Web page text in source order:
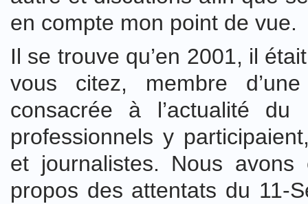
en compte mon point de vue.
Il se trouve qu’en 2001, il
vous citez, membre
consacrée à l’actualité du
professionnels y
et journalistes. Nous
propos des attentats du 11-